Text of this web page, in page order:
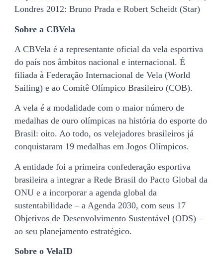
Londres 2012: Bruno Prada e Robert Scheidt (Star)
Sobre a CBVela
A CBVela é a representante oficial da vela esportiva
do país nos âmbitos nacional e internacional. É
filiada à Federação Internacional de Vela (World
Sailing) e ao Comitê Olímpico Brasileiro (COB).
A vela é a modalidade com o maior número de
medalhas de ouro olímpicas na história do esporte do
Brasil: oito. Ao todo, os velejadores brasileiros já
conquistaram 19 medalhas em Jogos Olímpicos.
A entidade foi a primeira confederação esportiva
brasileira a integrar a Rede Brasil do Pacto Global da
ONU e a incorporar a agenda global da
sustentabilidade – a Agenda 2030, com seus 17
Objetivos de Desenvolvimento Sustentável (ODS) –
ao seu planejamento estratégico.
Sobre o VelaID